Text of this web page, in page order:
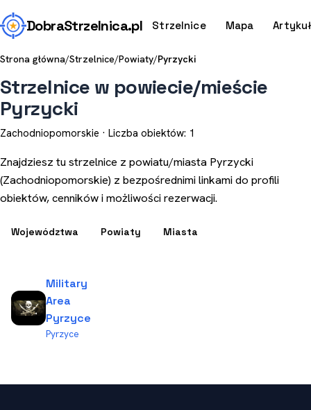
DobraStrzelnica.pl Strzelnice Mapa
Strona główna/Strzelnice/Powiaty/Pyrzycki
Strzelnice w powiecie/mieście
Pyrzycki
Zachodniopomorskie · Liczba obiektów: 1
Znajdziesz tu strzelnice z powiatu/miasta Pyrzycki
(Zachodniopomorskie) z bezpośrednimi linkami do profili
obiektów, cenników i możliwości rezerwacji.
Województwa Powiaty Miasta
Military
Area
Pyrzyce
Pyrzyce